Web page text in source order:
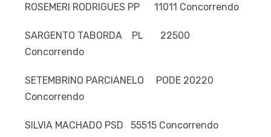
ROSEMERI RODRIGUES PP 11011 Concorrendo
SARGENTO TABORDA PL 22500
Concorrendo
SETEMBRINO PARCIANELO PODE 20220
Concorrendo
SILVIA MACHADO PSD 55515 Concorrendo